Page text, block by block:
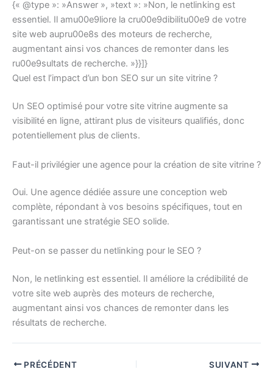
{« @type »: »Answer », »text »: »Non, le netlinking est
essentiel. Il amu00e9liore la cru00e9dibilitu00e9 de votre
site web aupru00e8s des moteurs de recherche,
augmentant ainsi vos chances de remonter dans les
ru00e9sultats de recherche. »}}]}
Quel est l’impact d’un bon SEO sur un site vitrine ?
Un SEO optimisé pour votre site vitrine augmente sa
visibilité en ligne, attirant plus de visiteurs qualifiés, donc
potentiellement plus de clients.
Faut-il privilégier une agence pour la création de site vitrine ?
Oui. Une agence dédiée assure une conception web
complète, répondant à vos besoins spécifiques, tout en
garantissant une stratégie SEO solide.
Peut-on se passer du netlinking pour le SEO ?
Non, le netlinking est essentiel. Il améliore la crédibilité de
votre site web auprès des moteurs de recherche,
augmentant ainsi vos chances de remonter dans les
résultats de recherche.
PRÉCÉDENT SUIVANT